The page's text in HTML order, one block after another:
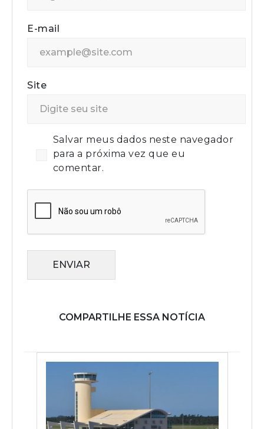
E-mail
Site
Salvar meus dados neste navegador
para a próxima vez que eu
comentar.
ENVIAR
COMPARTILHE ESSA NOTÍCIA